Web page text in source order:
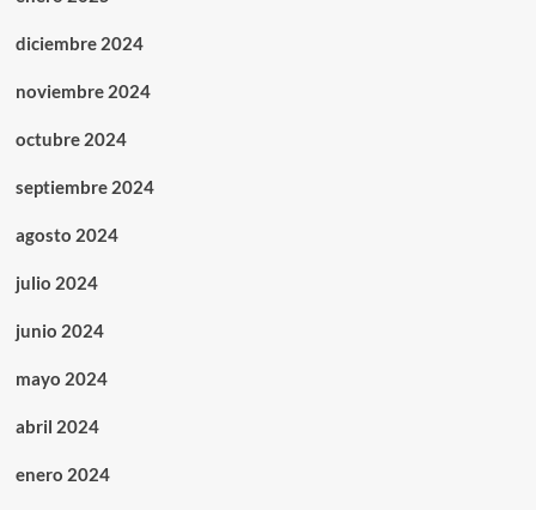
diciembre 2024
noviembre 2024
octubre 2024
septiembre 2024
agosto 2024
julio 2024
junio 2024
mayo 2024
abril 2024
enero 2024